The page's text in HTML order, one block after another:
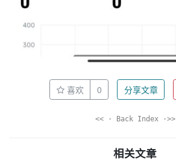
喜欢 0 分享文章
<< · Back Index ·>>
相关文章